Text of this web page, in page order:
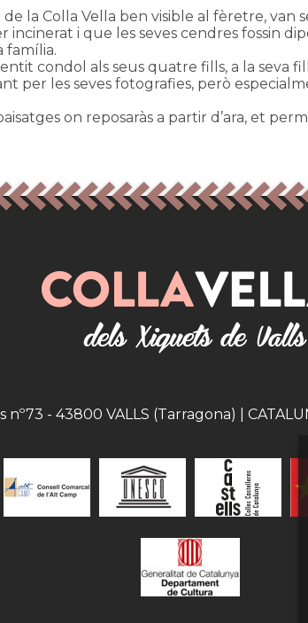
la Colla Vella ben visible al fèretre,
incinerat i que les seves cendres fossin
família.
condol als seus quatre fills, a la seva
per les seves fotografies, però
on reposaràs a partir d’ara, et
- 43800 VALLS (Tarragona) |